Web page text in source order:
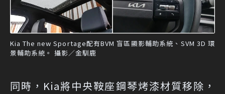
Kia The new Sportage配有BVM 盲區顯影輔助系統、SVM 3D 環
景輔助系統。 攝影／金馴鹿
同時，Kia將中央鞍座鋼琴烤漆材質移除，